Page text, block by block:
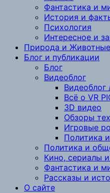
Фантастика и
История и
Психология
Интересное и
Природа и Животные
Блог и публикации
Блог
Видеоблог
Всё о VR
3D видео
Обзоры
Игровые
Политика
Политика и
Кино, сериалы
Фантастика и
Рассказы и
О сайте